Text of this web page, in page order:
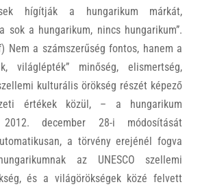
hígítják a hungarikum márkát,
sok a hungarikum, nincs hungarikum”.
Nem a számszerűség fontos, hanem a
világlépték” minőség, elismertség,
kulturális örökség részét képező
értékek közül, – a hungarikum
2012. december 28-i módosítását
a törvény erejénél fogva
az UNESCO szellemi
és a világörökségek közé felvett